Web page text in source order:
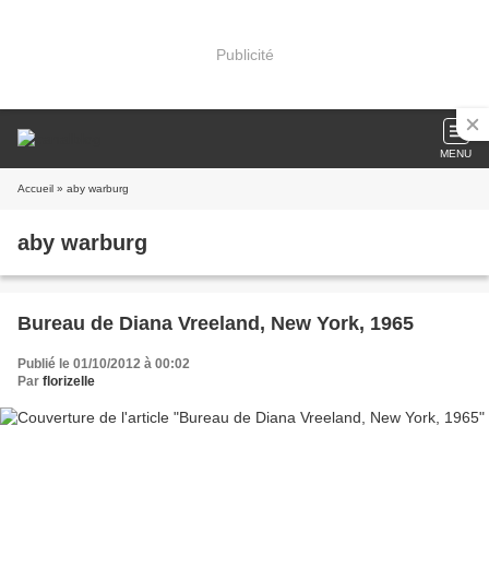
Publicité
MENU
Accueil » aby warburg
aby warburg
Bureau de Diana Vreeland, New York, 1965
Publié le 01/10/2012 à 00:02
Par florizelle